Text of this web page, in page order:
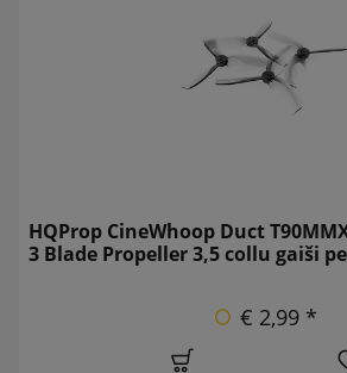
HQProp CineWhoop Duct
3 Blade Propeller 3,5 collu gaiši
€ 2,99 *